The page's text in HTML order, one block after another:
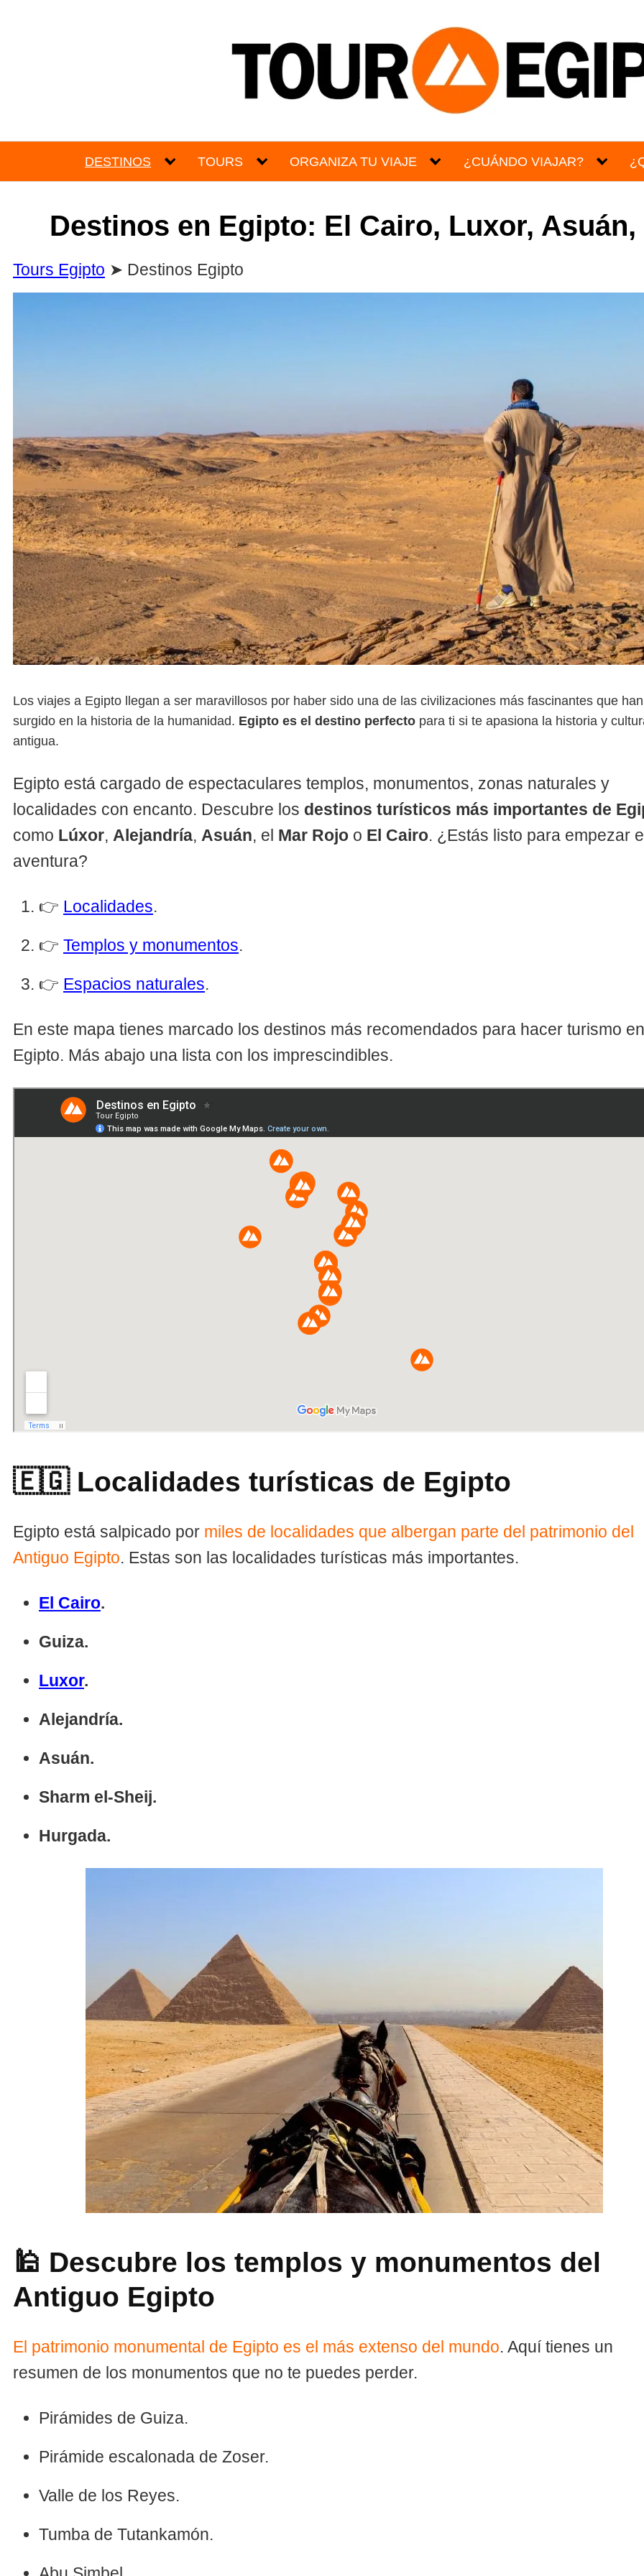
DESTINOS TOURS ORGANIZA TU VIAJE ¿CUÁNDO VIAJAR?
Destinos en Egipto: El Cairo, Luxor,
Tours Egipto ➤ Destinos Egipto
Los viajes a Egipto llegan a ser maravillosos por haber sido una de las civilizaciones más fascinantes que han
surgido en la historia de la humanidad. Egipto es el destino perfecto para ti si te apasiona la historia y
antigua.
Egipto está cargado de espectaculares templos, monumentos, zonas naturales y
localidades con encanto. Descubre los destinos turísticos más importantes de
como Lúxor, Alejandría, Asuán, el Mar Rojo o El Cairo. ¿Estás listo para empezar
aventura?
👉 Localidades.
👉 Templos y monumentos.
👉 Espacios naturales.
En este mapa tienes marcado los destinos más recomendados para hacer turismo en
Egipto. Más abajo una lista con los imprescindibles.
🇪🇬 Localidades turísticas de Egipto
Egipto está salpicado por miles de localidades que albergan parte del patrimonio del
Antiguo Egipto. Estas son las localidades turísticas más importantes.
El Cairo.
Guiza.
Luxor.
Alejandría.
Asuán.
Sharm el-Sheij.
Hurgada.
🕌 Descubre los templos y monumentos del
Antiguo Egipto
El patrimonio monumental de Egipto es el más extenso del mundo. Aquí tienes un
resumen de los monumentos que no te puedes perder.
Pirámides de Guiza.
Pirámide escalonada de Zoser.
Valle de los Reyes.
Tumba de Tutankamón.